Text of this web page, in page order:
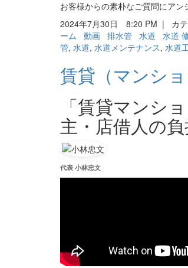
お客様からの素朴なご質問にア
2024年7月30日 8:20 PM | カテ
ーム
動画 排水管 水道 水道
管, 水道, 水道メンテナンス, 水道
賃貸（マンシ
「賃貸マンシ
主・店借人の
代表 小林忠文